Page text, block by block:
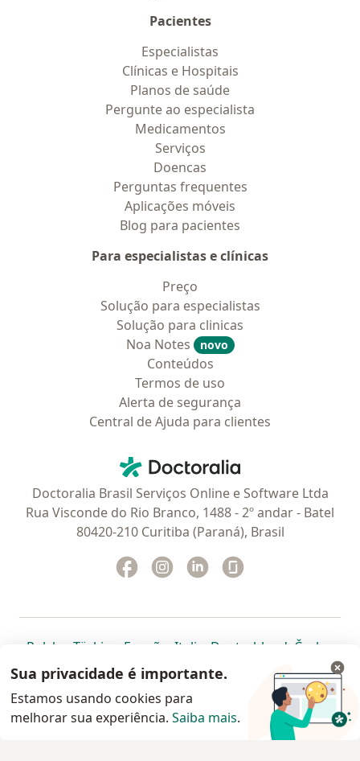
Pacientes
Especialistas
Clínicas e Hospitais
Planos de saúde
Pergunte ao especialista
Medicamentos
Serviços
Doencas
Perguntas frequentes
Aplicações móveis
Blog para pacientes
Para especialistas e clínicas
Preço
Solução para especialistas
Solução para clinicas
Noa Notes
novo
Conteúdos
Termos de uso
Alerta de segurança
Central de Ajuda para clientes
Doctoralia - Homepage
Doctoralia Brasil Serviços Online e Software Ltda
Rua Visconde do Rio Branco, 1488 - 2º andar - Batel
80420-210 Curitiba (Paraná), Brasil
Facebook
abre num novo separador
Instagram
abre num novo separador
Linkedin
abre num novo
Polska abre num novo separador
Türkiye abre num novo separador
España abre num novo separador
Italia abre num novo
Deutschlandabre num
Česko
Portugal abre num novo separador
, México abre num novo separador
, abre num novo separador
Brasil abre num novoabre num
abre
Colombia abre num novo
www.doctoralia.com.br © 2026 - Agende agora sua
Sua privacidade é importante.
Estamos usando cookies para
melhorar sua experiência. Saiba mais.